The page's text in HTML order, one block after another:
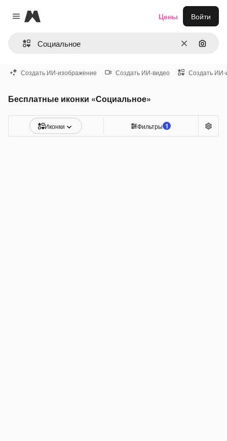
Close menu
Magnific
ОчиститьПоиск
Цены Войти
Создать ИИ-изображение Создать ИИ-видео Создать ИИ-
Бесплатные иконки «Социальное»
Иконки Фильтры 1